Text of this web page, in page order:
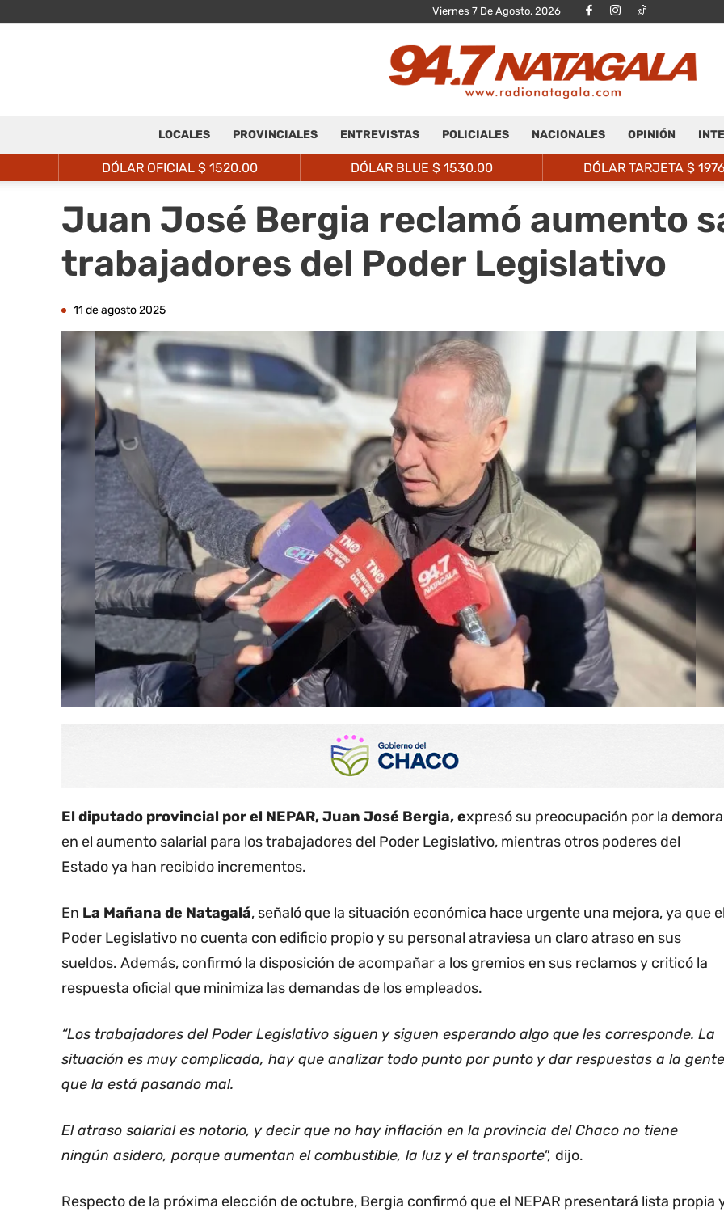
Viernes 7 De Agosto, 2026
Natagalá
LOCALES PROVINCIALES ENTREVISTAS POLICIALES NACIONALES OPINIÓN
DÓLAR OFICIAL $ 1520.00 DÓLAR BLUE $ 1530.00 DÓLAR TARJETA $
Juan José Bergia reclamó aumento
trabajadores del Poder Legislativo
11 de agosto 2025
El diputado provincial por el NEPAR, Juan José Bergia, expresó su preocupación por la demora
en el aumento salarial para los trabajadores del Poder Legislativo, mientras otros poderes del
Estado ya han recibido incrementos.
En La Mañana de Natagalá, señaló que la situación económica hace urgente una mejora, ya que
Poder Legislativo no cuenta con edificio propio y su personal atraviesa un claro atraso en sus
sueldos. Además, confirmó la disposición de acompañar a los gremios en sus reclamos y criticó la
respuesta oficial que minimiza las demandas de los empleados.
“Los trabajadores del Poder Legislativo siguen y siguen esperando algo que les corresponde. La
situación es muy complicada, hay que analizar todo punto por punto y dar respuestas a la gente
que la está pasando mal.
El atraso salarial es notorio, y decir que no hay inflación en la provincia del Chaco no tiene
ningún asidero, porque aumentan el combustible, la luz y el transporte", dijo.
Respecto de la próxima elección de octubre, Bergia confirmó que el NEPAR presentará lista propia